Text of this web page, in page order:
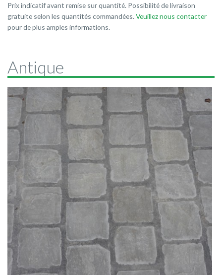
Prix indicatif avant remise sur quantité. Possibilité de livraison
gratuite selon les quantités commandées. Veuillez nous contacter
pour de plus amples informations.
Antique